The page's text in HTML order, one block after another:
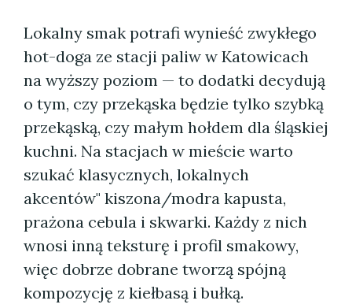
Lokalny smak potrafi wynieść zwykłego
hot-doga ze stacji paliw w Katowicach
na wyższy poziom — to dodatki decydują
o tym, czy przekąska będzie tylko szybką
przekąską, czy małym hołdem dla śląskiej
kuchni. Na stacjach w mieście warto
szukać klasycznych, lokalnych
akcentów" kiszona/modra kapusta,
prażona cebula i skwarki. Każdy z nich
wnosi inną teksturę i profil smakowy,
więc dobrze dobrane tworzą spójną
kompozycję z kiełbasą i bułką.